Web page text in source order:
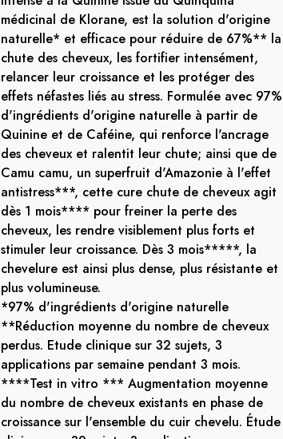
médicinal de Klorane, est la solution d'origine
naturelle* et efficace pour réduire de 67%** la
chute des cheveux, les fortifier intensément,
relancer leur croissance et les protéger des
effets néfastes liés au stress. Formulée avec 97%
d'ingrédients d'origine naturelle à partir de
Quinine et de Caféine, qui renforce l'ancrage
des cheveux et ralentit leur chute; ainsi que de
Camu camu, un superfruit d'Amazonie à l'effet
antistress***, cette cure chute de cheveux agit
dès 1 mois**** pour freiner la perte des
cheveux, les rendre visiblement plus forts et
stimuler leur croissance. Dès 3 mois*****, la
chevelure est ainsi plus dense, plus résistante et
plus volumineuse.
*97% d'ingrédients d'origine naturelle
**Réduction moyenne du nombre de cheveux
perdus. Etude clinique sur 32 sujets, 3
applications par semaine pendant 3 mois.
****Test in vitro *** Augmentation moyenne
du nombre de cheveux existants en phase de
croissance sur l'ensemble du cuir chevelu. Étude